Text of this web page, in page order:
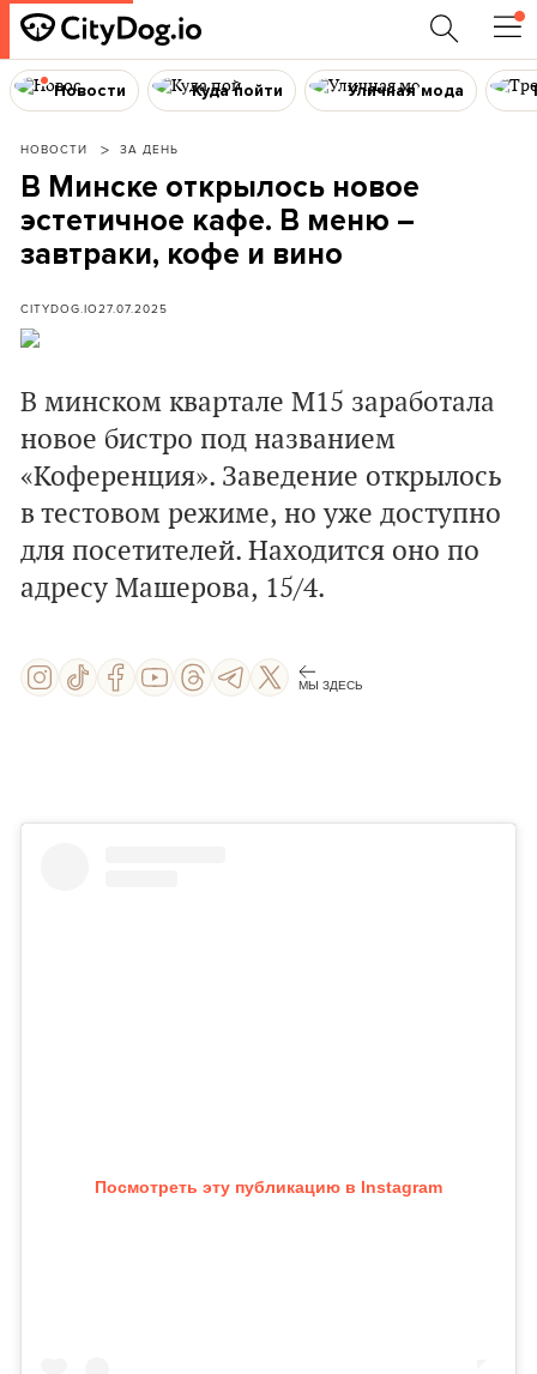
Новости Куда пойти Уличная мода
НОВОСТИ ЗА ДЕНЬ
В Минске открылось новое
эстетичное кафе. В меню –
завтраки, кофе и вино
CITYDOG.IO27.07.2025
В минском квартале М15 заработала
новое бистро под названием
«Коференция». Заведение открылось
в тестовом режиме, но уже доступно
для посетителей. Находится оно по
адресу Машерова, 15/4.
МЫ ЗДЕСЬ
Посмотреть эту публикацию в Instagram